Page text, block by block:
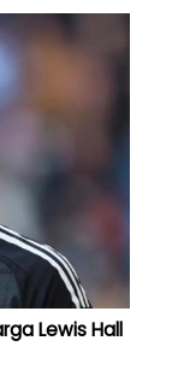
Lewis Hall